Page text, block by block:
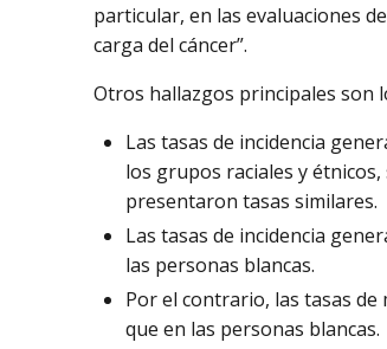
particular, en las evaluaciones
carga del cáncer”.
Otros hallazgos principales son
Las tasas de incidencia
los grupos raciales y
presentaron tasas similares.
Las tasas de incidencia
las personas blancas.
Por el contrario, las tasas
que en las personas blancas.